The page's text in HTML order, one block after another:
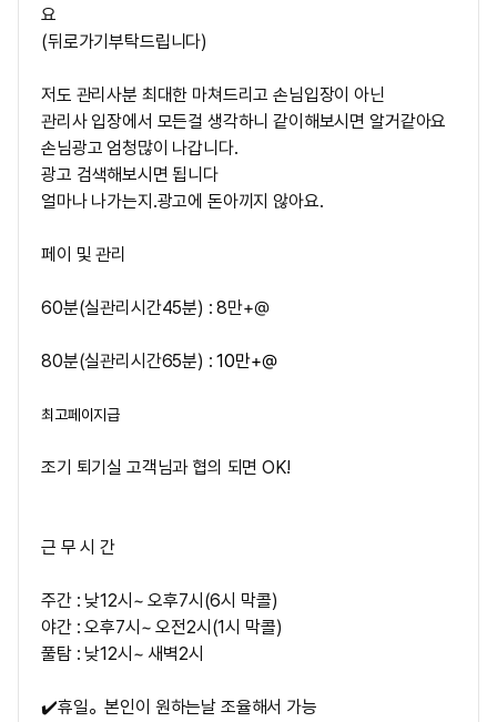
요
(뒤로가기부탁드립니다)
저도 관리사분 최대한 마쳐드리고 손님입장이 아닌
관리사 입장에서 모든걸 생각하니 같이해보시면 알거같아요
손님광고 엄청많이 나갑니다.
광고 검색해보시면 됩니다
얼마나 나가는지.광고에 돈아끼지 않아요.
페이 및 관리
60분(실관리시간45분) : 8만+@
80분(실관리시간65분) :10만+@
최고페이지급
조기 퇴기실 고객님과 협의 되면 OK!
근 무 시 간
주간 : 낮12시~ 오후7시(6시 막콜)
야간 : 오후7시~ 오전2시(1시 막콜)
풀탐 : 낮12시~ 새벽2시
✔️휴일。본인이 원하는날 조율해서 가능